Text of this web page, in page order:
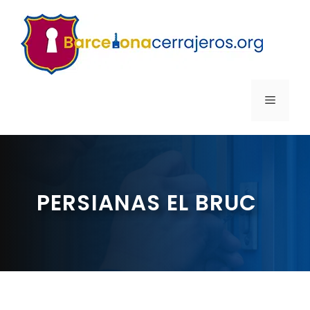
contenido
MENÚ
PERSIANAS EL BRUC